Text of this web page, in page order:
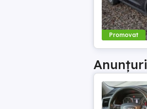
Promovat
Anunțuri